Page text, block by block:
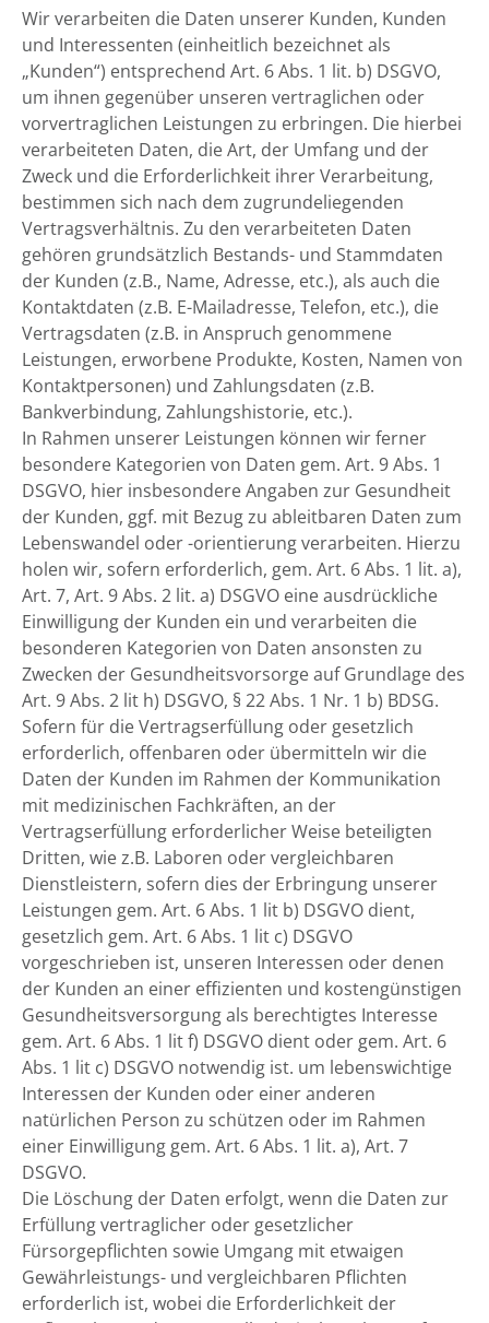
Wir verarbeiten die Daten unserer Kunden, Kunden
und Interessenten (einheitlich bezeichnet als
„Kunden“) entsprechend Art. 6 Abs. 1 lit. b) DSGVO,
um ihnen gegenüber unseren vertraglichen oder
vorvertraglichen Leistungen zu erbringen. Die hierbei
verarbeiteten Daten, die Art, der Umfang und der
Zweck und die Erforderlichkeit ihrer Verarbeitung,
bestimmen sich nach dem zugrundeliegenden
Vertragsverhältnis. Zu den verarbeiteten Daten
gehören grundsätzlich Bestands- und Stammdaten
der Kunden (z.B., Name, Adresse, etc.), als auch die
Kontaktdaten (z.B. E-Mailadresse, Telefon, etc.), die
Vertragsdaten (z.B. in Anspruch genommene
Leistungen, erworbene Produkte, Kosten, Namen von
Kontaktpersonen) und Zahlungsdaten (z.B.
Bankverbindung, Zahlungshistorie, etc.).
In Rahmen unserer Leistungen können wir ferner
besondere Kategorien von Daten gem. Art. 9 Abs. 1
DSGVO, hier insbesondere Angaben zur Gesundheit
der Kunden, ggf. mit Bezug zu ableitbaren Daten zum
Lebenswandel oder -orientierung verarbeiten. Hierzu
holen wir, sofern erforderlich, gem. Art. 6 Abs. 1 lit. a),
Art. 7, Art. 9 Abs. 2 lit. a) DSGVO eine ausdrückliche
Einwilligung der Kunden ein und verarbeiten die
besonderen Kategorien von Daten ansonsten zu
Zwecken der Gesundheitsvorsorge auf Grundlage des
Art. 9 Abs. 2 lit h) DSGVO, § 22 Abs. 1 Nr. 1 b) BDSG.
Sofern für die Vertragserfüllung oder gesetzlich
erforderlich, offenbaren oder übermitteln wir die
Daten der Kunden im Rahmen der Kommunikation
mit medizinischen Fachkräften, an der
Vertragserfüllung erforderlicher Weise beteiligten
Dritten, wie z.B. Laboren oder vergleichbaren
Dienstleistern, sofern dies der Erbringung unserer
Leistungen gem. Art. 6 Abs. 1 lit b) DSGVO dient,
gesetzlich gem. Art. 6 Abs. 1 lit c) DSGVO
vorgeschrieben ist, unseren Interessen oder denen
der Kunden an einer effizienten und kostengünstigen
Gesundheitsversorgung als berechtigtes Interesse
gem. Art. 6 Abs. 1 lit f) DSGVO dient oder gem. Art. 6
Abs. 1 lit c) DSGVO notwendig ist. um lebenswichtige
Interessen der Kunden oder einer anderen
natürlichen Person zu schützen oder im Rahmen
einer Einwilligung gem. Art. 6 Abs. 1 lit. a), Art. 7
DSGVO.
Die Löschung der Daten erfolgt, wenn die Daten zur
Erfüllung vertraglicher oder gesetzlicher
Fürsorgepflichten sowie Umgang mit etwaigen
Gewährleistungs- und vergleichbaren Pflichten
erforderlich ist, wobei die Erforderlichkeit der